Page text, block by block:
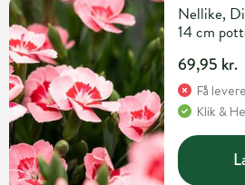
Nellike,
14 cm
69,95 kr.
Få
Klik &